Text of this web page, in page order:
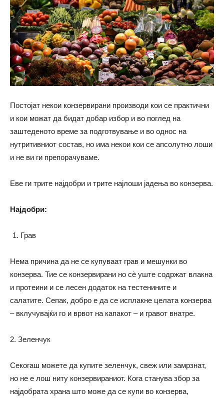
Постојат некои конзервирани производи кои се практични
и кои можат да бидат добар избор и во поглед на
заштеденото време за подготвување и во однос на
нутритивниот состав, но има некои кои се апсолутно лоши
и не ви ги препорачуваме.
Еве ги трите најдобри и трите најлоши јадења во конзерва.
Најдобри:
Грав
Нема причина да не се купуваат грав и мешунки во
конзерва. Тие се конзервирани но сѐ уште содржат влакна
и протеини и се лесен додаток на тестенините и
салатите. Сепак, добро е да се исплакне целата конзерва
– вклучувајќи го и врвот на капакот – и гравот внатре.
2. Зеленчук
Секогаш можете да купите зеленчук, свеж или замрзнат,
но не е лош ниту конзервираниот. Кога станува збор за
најдобрата храна што може да се купи во конзерва,